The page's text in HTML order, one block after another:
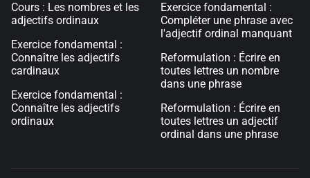
Cours : Les nombres et les
adjectifs ordinaux
Exercice fondamental :
Connaître les adjectifs
cardinaux
Exercice fondamental :
Connaître les adjectifs
ordinaux
Exercice fondamental :
Compléter une phrase avec
l'adjectif ordinal manquant
Reformulation : Écrire en
toutes lettres un nombre
dans une phrase
Reformulation : Écrire en
toutes lettres un adjectif
ordinal dans une phrase